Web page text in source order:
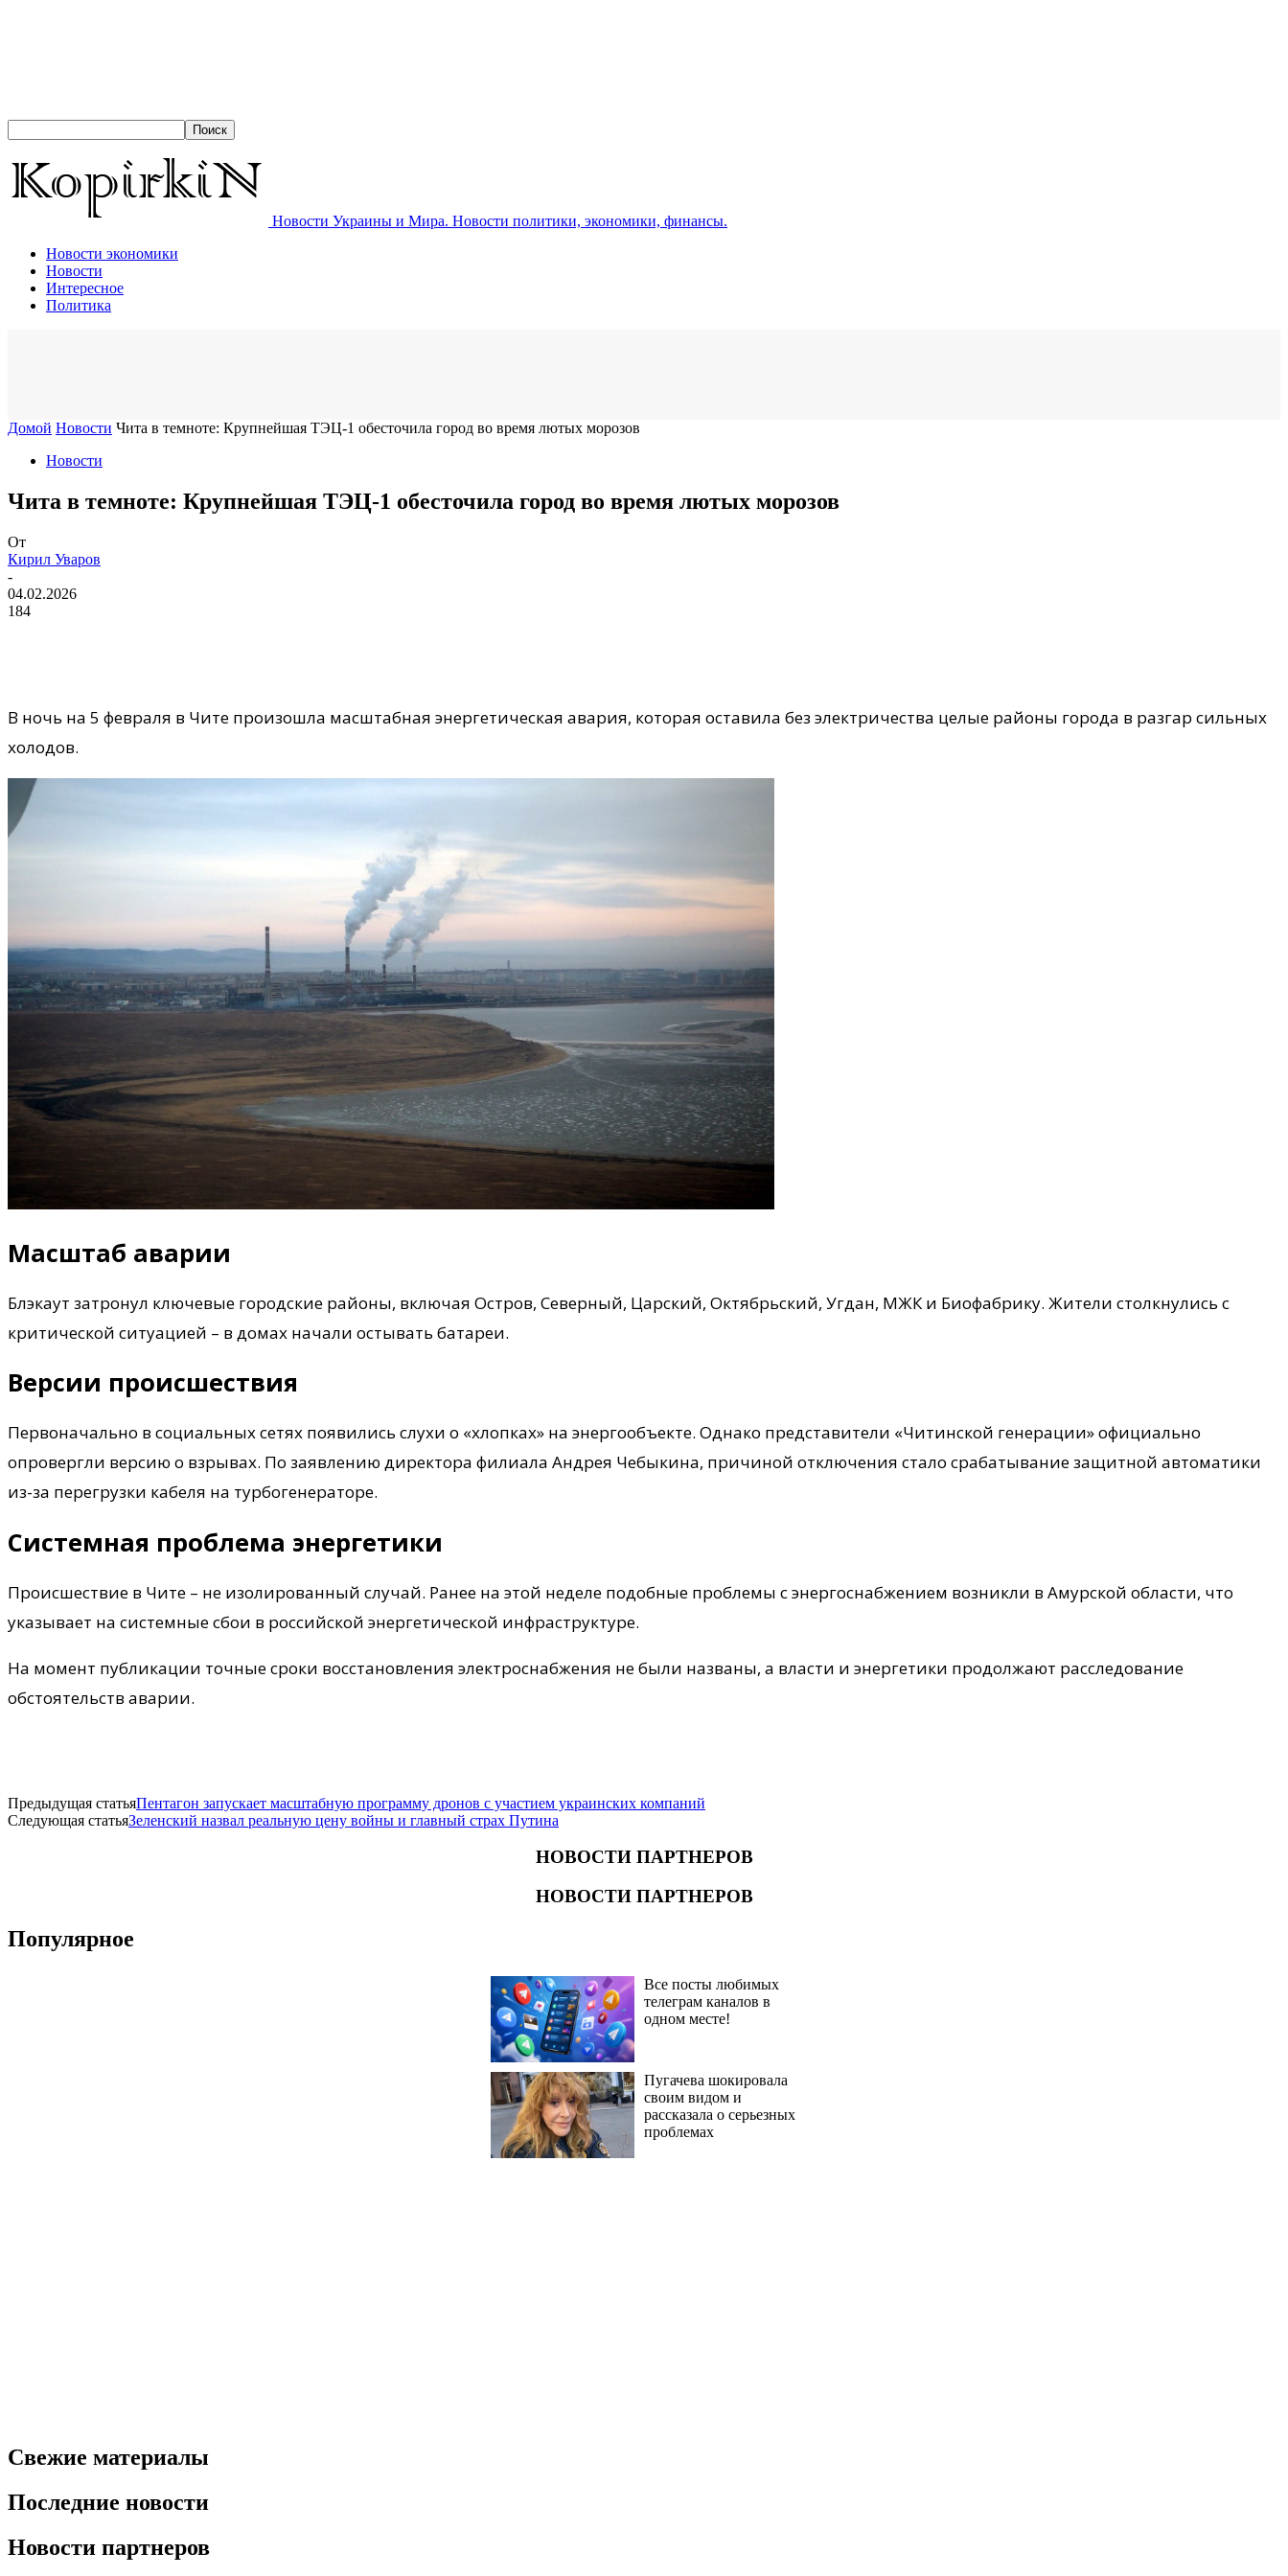
Новости Украины и Мира. Новости политики, экономики, финансы.
Новости экономики
Новости
Интересное
Политика
Домой Новости Чита в темноте: Крупнейшая ТЭЦ-1 обесточила город во время лютых морозов
Новости
Чита в темноте: Крупнейшая ТЭЦ-1 обесточила город во время лютых морозов
От
Кирил Уваров
-
04.02.2026
184
В ночь на 5 февраля в Чите произошла масштабная энергетическая авария, которая оставила без электричества целые районы города в разгар сильных
холодов.
Масштаб аварии
Блэкаут затронул ключевые городские районы, включая Остров, Северный, Царский, Октябрьский, Угдан, МЖК и Биофабрику. Жители столкнулись с
критической ситуацией – в домах начали остывать батареи.
Версии происшествия
Первоначально в социальных сетях появились слухи о «хлопках» на энергообъекте. Однако представители «Читинской генерации» официально
опровергли версию о взрывах. По заявлению директора филиала Андрея Чебыкина, причиной отключения стало срабатывание защитной автоматики
из-за перегрузки кабеля на турбогенераторе.
Системная проблема энергетики
Происшествие в Чите – не изолированный случай. Ранее на этой неделе подобные проблемы с энергоснабжением возникли в Амурской области, что
указывает на системные сбои в российской энергетической инфраструктуре.
На момент публикации точные сроки восстановления электроснабжения не были названы, а власти и энергетики продолжают расследование
обстоятельств аварии.
Предыдущая статьяПентагон запускает масштабную программу дронов с участием украинских компаний
Следующая статьяЗеленский назвал реальную цену войны и главный страх Путина
НОВОСТИ ПАРТНЕРОВ
НОВОСТИ ПАРТНЕРОВ
Популярное
Все посты любимых
телеграм каналов в
одном месте!
Пугачева шокировала
своим видом и
рассказала о серьезных
проблемах
Свежие материалы
Последние новости
Новости партнеров